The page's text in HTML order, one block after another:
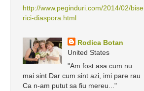
http://www.peginduri.com/2014/02/bise
rici-diaspora.html
Rodica Botan
United States
"Am fost asa cum nu
mai sint Dar cum sint azi, imi pare rau
Ca n-am putut sa fiu mereu..."